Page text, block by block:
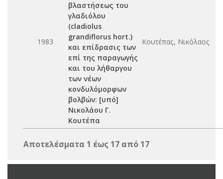
1983
βλαστήσεως του
γλαδιόλου
(cladiolus
grandiflorus hort.)
και επίδρασις των
επί της παραγωγής
και του λήθαργου
των νέων
κονδυλόμορφων
βολβών: [υπό]
Νικολάου Γ.
Κουτέπα
Κουτέπας, Νικόλαος
Αποτελέσματα 1 έως 17 από 17